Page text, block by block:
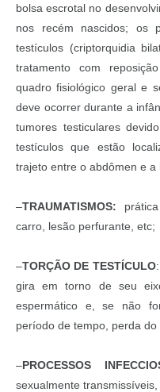
bolsa escrotal no
nos recém nascidos; os
testículos (criptorquidia
tratamento com
quadro fisiológico geral e
deve ocorrer durante a
tumores testiculares
testículos que estão
trajeto entre o abdômen e a
–TRAUMATISMOS:
carro, lesão perfurante, etc;
–TORÇÃO DE TESTÍCULO
gira em torno de seu
espermático e, se não
período de tempo, perda do
–PROCESSOS
sexualmente transmissíveis,